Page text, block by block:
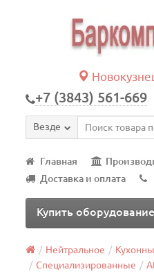
+7 (3843) 561-669
Везде
Главная
Доставка и оплата
Купить оборудование
Нейтральное
Специализированные